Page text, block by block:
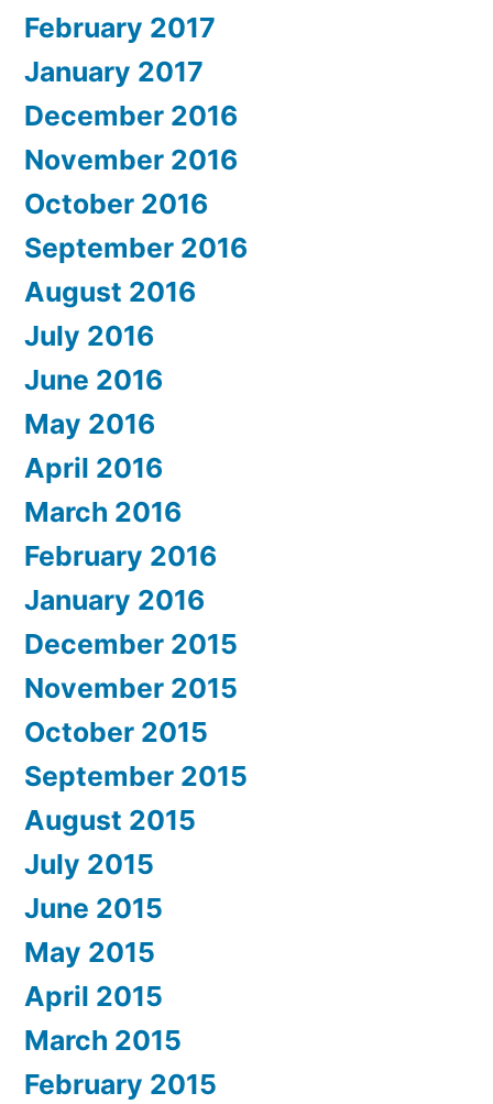
February 2017
January 2017
December 2016
November 2016
October 2016
September 2016
August 2016
July 2016
June 2016
May 2016
April 2016
March 2016
February 2016
January 2016
December 2015
November 2015
October 2015
September 2015
August 2015
July 2015
June 2015
May 2015
April 2015
March 2015
February 2015